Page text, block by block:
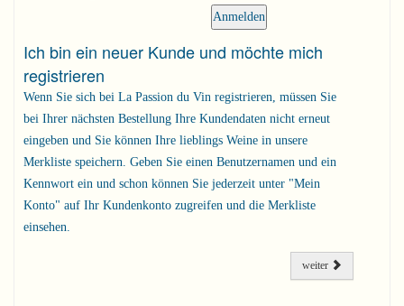
Ich bin ein neuer Kunde und möchte mich
registrieren
Wenn Sie sich bei La Passion du Vin registrieren, müssen Sie
bei Ihrer nächsten Bestellung Ihre Kundendaten nicht erneut
eingeben und Sie können Ihre lieblings Weine in unsere
Merkliste speichern. Geben Sie einen Benutzernamen und ein
Kennwort ein und schon können Sie jederzeit unter "Mein
Konto" auf Ihr Kundenkonto zugreifen und die Merkliste
einsehen.
weiter